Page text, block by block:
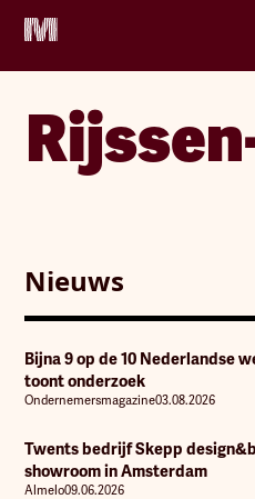
Nieuws
Bijna 9 op de 10 Nederlandse
toont onderzoek
Ondernemersmagazine03.08.2026
Twents bedrijf Skepp design&build opent
showroom in Amsterdam
Almelo09.06.2026